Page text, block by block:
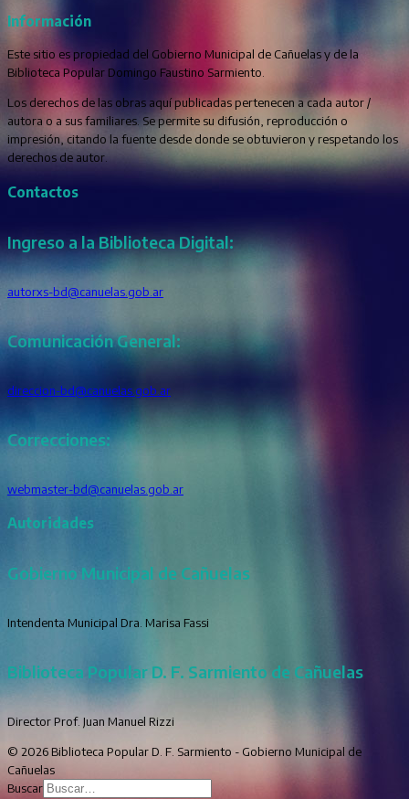
Información
Este sitio es propiedad del Gobierno Municipal de Cañuelas y de la
Biblioteca Popular Domingo Faustino Sarmiento.
Los derechos de las obras aquí publicadas pertenecen a cada autor /
autora o a sus familiares. Se permite su difusión, reproducción o
impresión, citando la fuente desde donde se obtuvieron y respetando los
derechos de autor.
Contactos
Ingreso a la Biblioteca Digital:
autorxs-bd@canuelas.gob.ar
Comunicación General:
direccion-bd@canuelas.gob.ar
Correcciones:
webmaster-bd@canuelas.gob.ar
Autoridades
Gobierno Municipal de Cañuelas
Intendenta Municipal Dra. Marisa Fassi
Biblioteca Popular D. F. Sarmiento de Cañuelas
Director Prof. Juan Manuel Rizzi
© 2026 Biblioteca Popular D. F. Sarmiento - Gobierno Municipal de
Cañuelas
Buscar